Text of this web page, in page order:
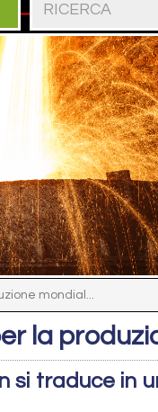
mondial...
la
si traduce in